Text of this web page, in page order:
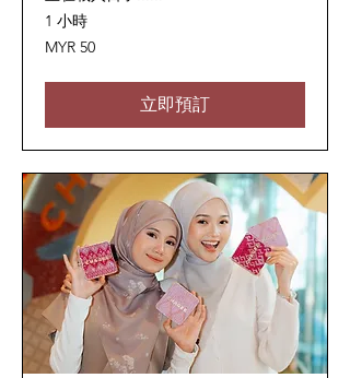
1 小時
50
马
西
吉
MYR 50
立即預訂